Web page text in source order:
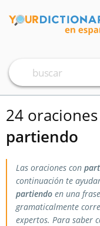
24
partiendo
Las oraciones con
continuación te
partiendo en una
gramaticalmente
expertos. Para saber